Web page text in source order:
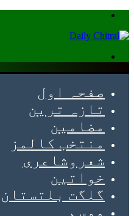
صفحہ اول
تازہ ترین
مضامین
منتخب کالمز
شعروشاعری
خواتین
گلگت بلتستان
موسم